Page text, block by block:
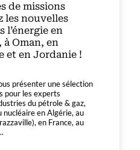
de missions
les nouvelles
l’énergie en
à Oman, en
et en Jordanie !
présenter une sélection
pour les experts
du pétrole & gaz,
nucléaire en Algérie, au
en France, au